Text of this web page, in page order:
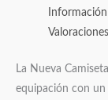
La Nueva
equipación con